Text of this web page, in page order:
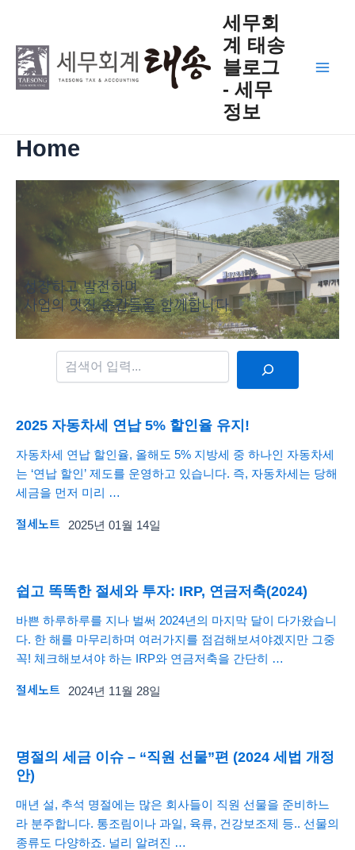
세무회
계 태송
블로그
- 세무
정보
Home
성장하고 발전하며
사업의 멋진 순간들을 함께합니다.
2025 자동차세 연납 5% 할인율 유지!
자동차세 연납 할인율, 올해도 5% 지방세 중 하나인 자동차세
는 ‘연납 할인’ 제도를 운영하고 있습니다. 즉, 자동차세는 당해
세금을 먼저 미리 …
절세노트 2025년 01월 14일
쉽고 똑똑한 절세와 투자: IRP, 연금저축(2024)
바쁜 하루하루를 지나 벌써 2024년의 마지막 달이 다가왔습니
다. 한 해를 마무리하며 여러가지를 점검해보셔야겠지만 그중
꼭! 체크해보셔야 하는 IRP와 연금저축을 간단히 …
절세노트 2024년 11월 28일
명절의 세금 이슈 – “직원 선물”편 (2024 세법 개정
안)
매년 설, 추석 명절에는 많은 회사들이 직원 선물을 준비하느
라 분주합니다. 통조림이나 과일, 육류, 건강보조제 등.. 선물의
종류도 다양하죠. 널리 알려진 …